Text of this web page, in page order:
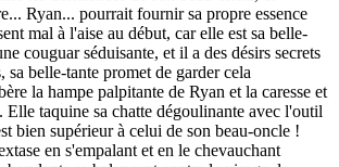
Ryan... pourrait fournir sa propre essence
mal à l'aise au début, car elle est sa belle-
couguar séduisante, et il a des désirs secrets
sa belle-tante promet de garder cela
la hampe palpitante de Ryan et la caresse et
Elle taquine sa chatte dégoulinante avec l'outil
bien supérieur à celui de son beau-oncle !
en s'empalant et en le chevauchant